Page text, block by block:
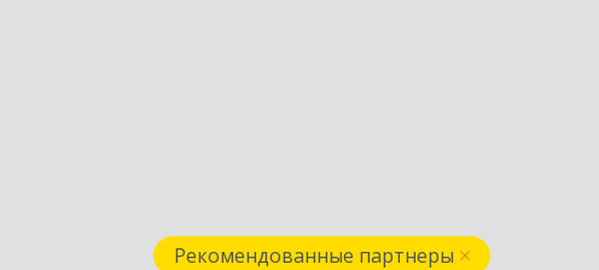
Рекомендованные партнеры